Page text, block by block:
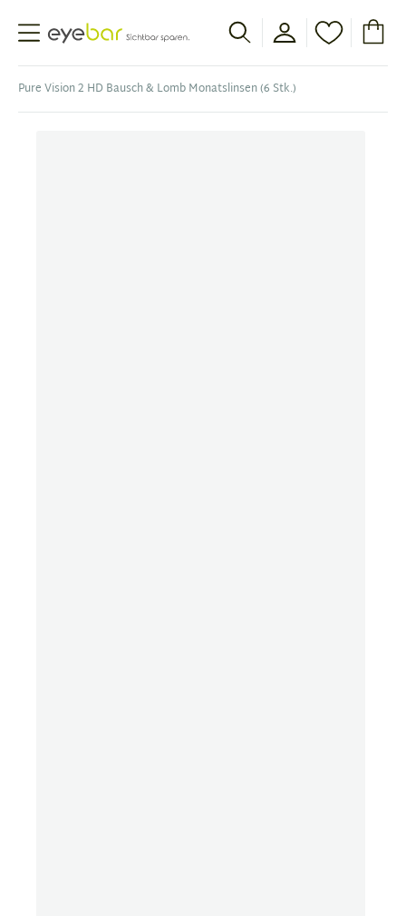
Abele Optic
Pure Vision 2 HD Bausch & Lomb Monatslinsen (6 Stk.)